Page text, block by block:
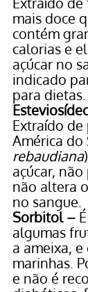
mais doce
contém
calorias e
açúcar no
indicado
para dietas.
Extraído
América do
rebaudiana
açúcar,
não altera
no sangue.
Sorbitol –
algumas
a ameixa,
marinhas.
e não é